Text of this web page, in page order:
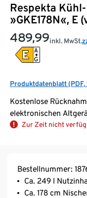
Respekta
»GKE178N«, E
489,99inkl. MwSt.
Produktdatenblatt (PDF,
Kostenlose
elektronischen
Zur Zeit nicht
Bestellnummer:
Ca. 249 l
Ca. 178 cm